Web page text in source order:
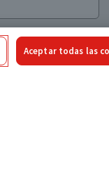
Aceptar todas las